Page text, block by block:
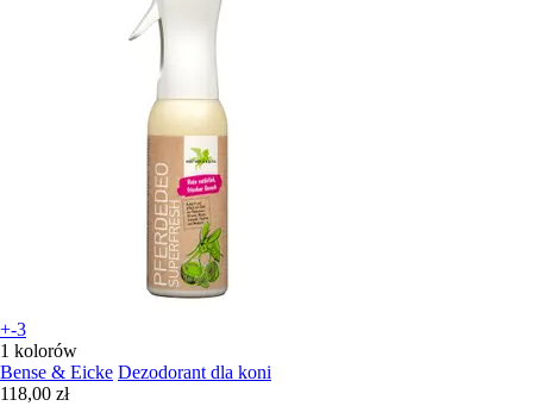
+-3
1 kolorów
Bense & Eicke Dezodorant dla koni
118,00 zł